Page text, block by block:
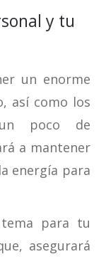
y tu
un enorme
así como los
poco de
a mantener
energía para
para tu
asegurará